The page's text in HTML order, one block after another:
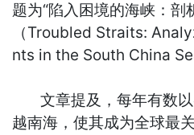
题为“陷入困境的海峡：剖
（Troubled Straits:
nts in the South China
文章提及，每年有数以
越南海，使其成为全球最